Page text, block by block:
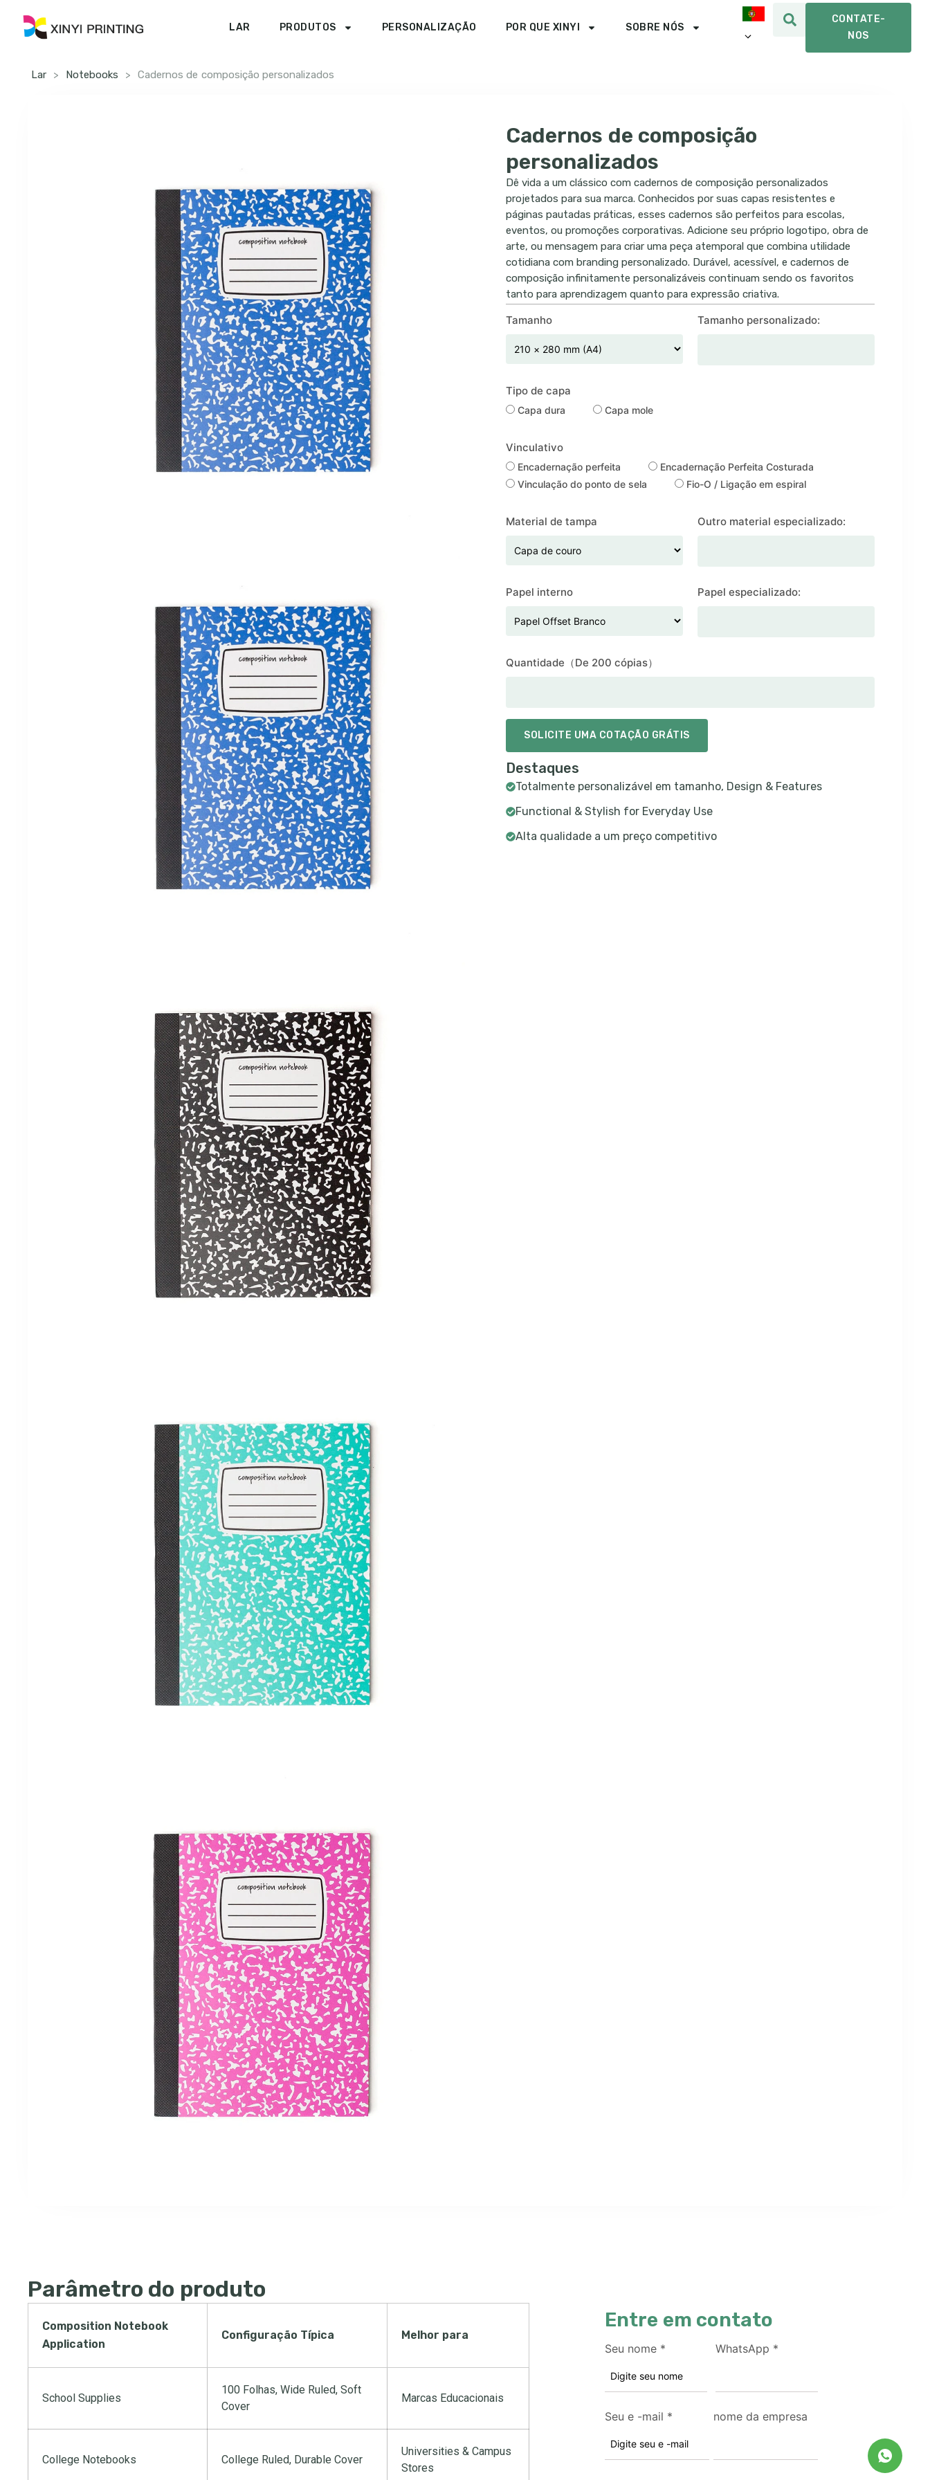
LAR PRODUTOS PERSONALIZAÇÃO POR QUE XINYI SOBRE NÓS
CONTATE-
NOS
Lar > Notebooks > Cadernos de composição personalizados
Cadernos de composição
personalizados
Dê vida a um clássico com cadernos de composição personalizados
projetados para sua marca. Conhecidos por suas capas resistentes e
páginas pautadas práticas, esses cadernos são perfeitos para escolas,
eventos, ou promoções corporativas. Adicione seu próprio logotipo, obra de
arte, ou mensagem para criar uma peça atemporal que combina utilidade
cotidiana com branding personalizado. Durável, acessível, e cadernos de
composição infinitamente personalizáveis ​​continuam sendo os favoritos
tanto para aprendizagem quanto para expressão criativa.
Tamanho Tamanho personalizado:
Tipo de capa
Capa dura Capa mole
Vinculativo
Encadernação perfeita
Encadernação Perfeita Costurada
Vinculação do ponto de sela
Fio-O / Ligação em espiral
Material de tampa Outro material especializado:
Papel interno Papel especializado:
Quantidade（De 200 cópias）
SOLICITE UMA COTAÇÃO GRÁTIS
Destaques
Totalmente personalizável em tamanho, Design & Features
Functional & Stylish for Everyday Use
Alta qualidade a um preço competitivo
Parâmetro do produto
Composition Notebook
Application
Configuração Típica Melhor para
School Supplies
100 Folhas, Wide Ruled, Soft
Cover
Marcas Educacionais
College Notebooks College Ruled, Durable Cover
Universities & Campus
Stores
Entre em contato
Seu nome * WhatsApp *
Seu e -mail * nome da empresa